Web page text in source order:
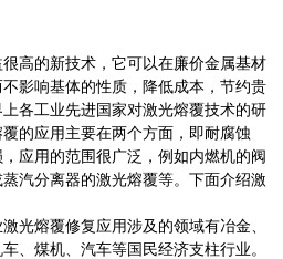
高的新技术，它可以在廉价金属基材
不影响基体的性质，降低成本，节约贵
各工业先进国家对激光熔覆技术的研
的应用主要在两个方面，即耐腐蚀
，应用的范围很广泛，例如内燃机的阀
汽分离器的激光熔覆等。下面介绍激
光熔覆修复应用涉及的领域有冶金、
、煤机、汽车等国民经济支柱行业。